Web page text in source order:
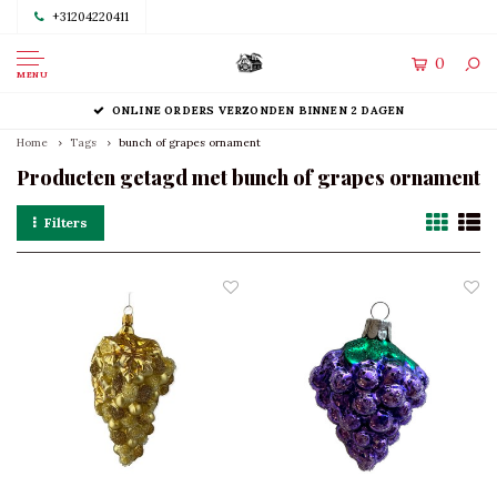
+31204220411
MENU
0
ONLINE ORDERS VERZONDEN BINNEN 2 DAGEN
Home Tags bunch of grapes ornament
Producten getagd met bunch of grapes ornament
Filters